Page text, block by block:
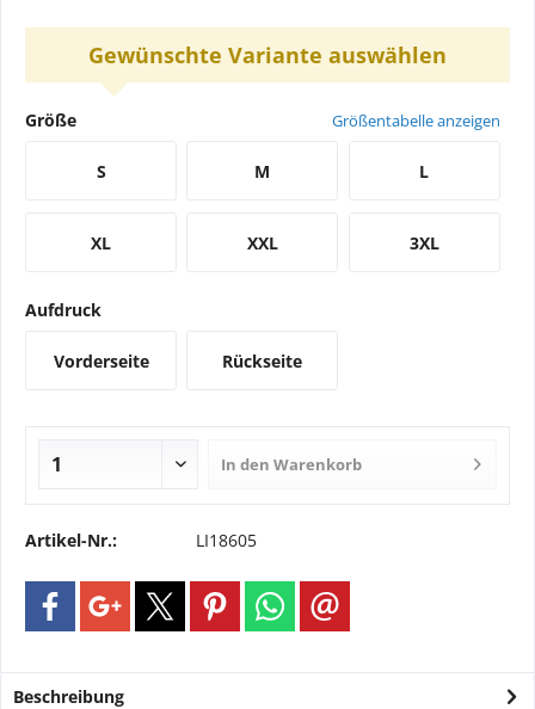
Gewünschte Variante auswählen
Größe Größentabelle anzeigen
S M L
XL XXL 3XL
Aufdruck
Vorderseite Rückseite
In den Warenkorb
Artikel-Nr.: LI18605
Beschreibung